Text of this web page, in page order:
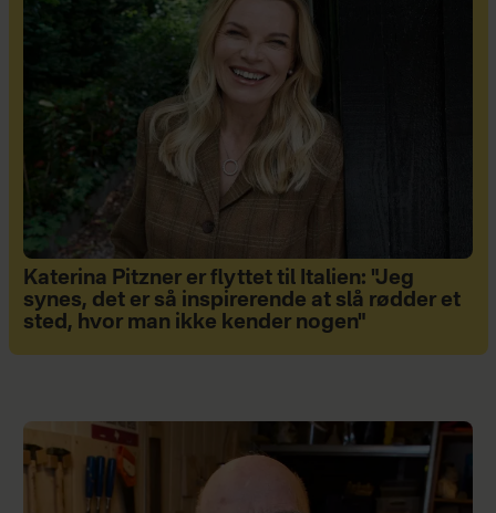
Katerina Pitzner er flyttet til Italien: "Jeg
synes, det er så inspirerende at slå rødder et
sted, hvor man ikke kender nogen"